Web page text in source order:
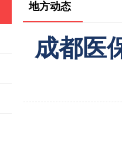
地方动态
成都医